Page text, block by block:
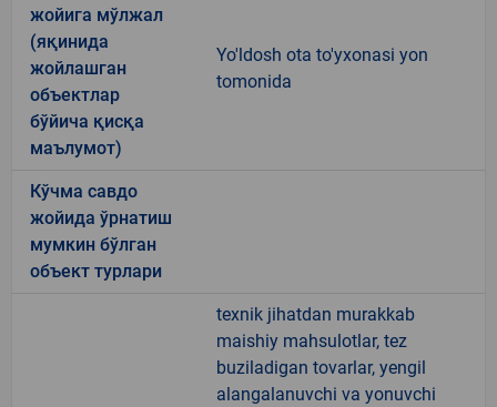
жойига мўлжал
(яқинида
жойлашган
объектлар
бўйича қисқа
маълумот)
Yo'ldosh ota to'yxonasi yon
tomonida
Кўчма савдо
жойида ўрнатиш
мумкин бўлган
объект турлари
texnik jihatdan murakkab
maishiy mahsulotlar, tez
buziladigan tovarlar, yengil
alangalanuvchi va yonuvchi